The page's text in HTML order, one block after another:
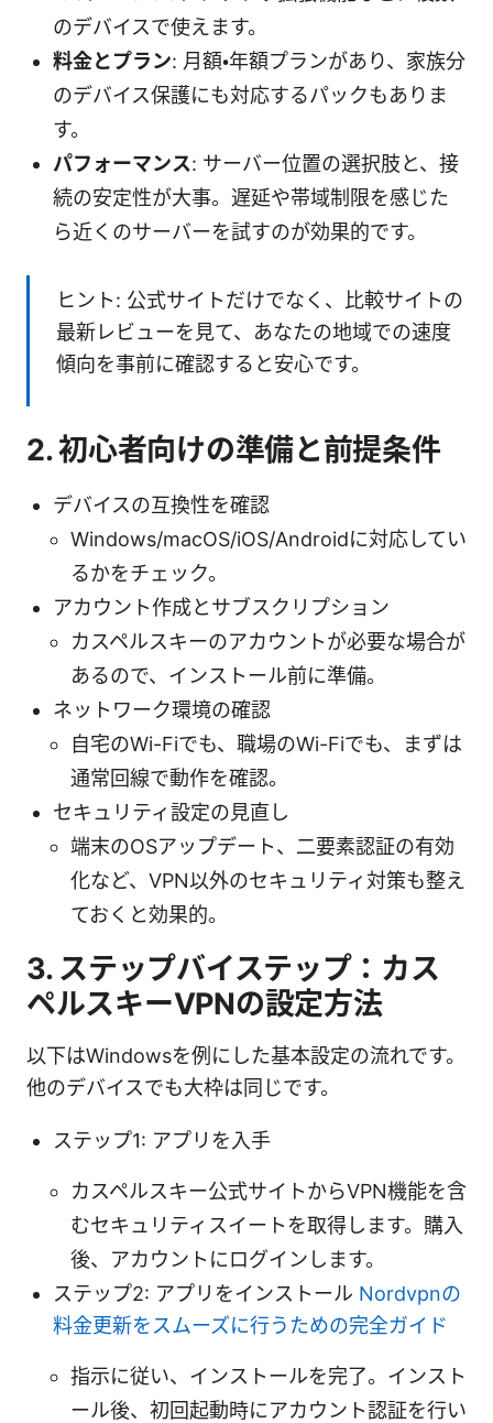
のデバイスで使えます。
料金とプラン: 月額・年額プランがあり、家族分
のデバイス保護にも対応するパックもありま
す。
パフォーマンス: サーバー位置の選択肢と、接
続の安定性が大事。遅延や帯域制限を感じた
ら近くのサーバーを試すのが効果的です。
ヒント: 公式サイトだけでなく、比較サイトの
最新レビューを見て、あなたの地域での速度
傾向を事前に確認すると安心です。
2. 初心者向けの準備と前提条件
デバイスの互換性を確認
Windows/macOS/iOS/Androidに対応してい
るかをチェック。
アカウント作成とサブスクリプション
カスペルスキーのアカウントが必要な場合が
あるので、インストール前に準備。
ネットワーク環境の確認
自宅のWi-Fiでも、職場のWi-Fiでも、まずは
通常回線で動作を確認。
セキュリティ設定の見直し
端末のOSアップデート、二要素認証の有効
化など、VPN以外のセキュリティ対策も整え
ておくと効果的。
3. ステップバイステップ：カス
ペルスキーVPNの設定方法
以下はWindowsを例にした基本設定の流れです。
他のデバイスでも大枠は同じです。
ステップ1: アプリを入手
カスペルスキー公式サイトからVPN機能を含
むセキュリティスイートを取得します。購入
後、アカウントにログインします。
ステップ2: アプリをインストール Nordvpnの
料金更新をスムーズに行うための完全ガイド
指示に従い、インストールを完了。インスト
ール後、初回起動時にアカウント認証を行い